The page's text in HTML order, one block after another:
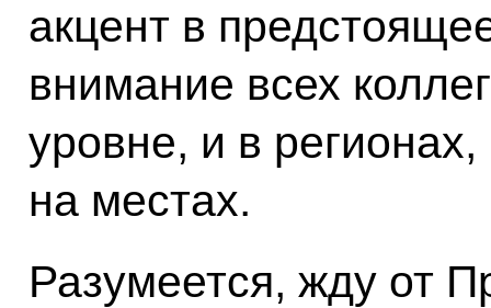
акцент в
внимание всех
уровне, и в
на местах.
Разумеется, жду от